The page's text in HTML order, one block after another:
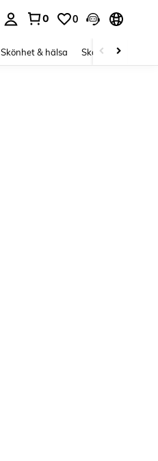
0 0
Skönhet & hälsa Skor Curve